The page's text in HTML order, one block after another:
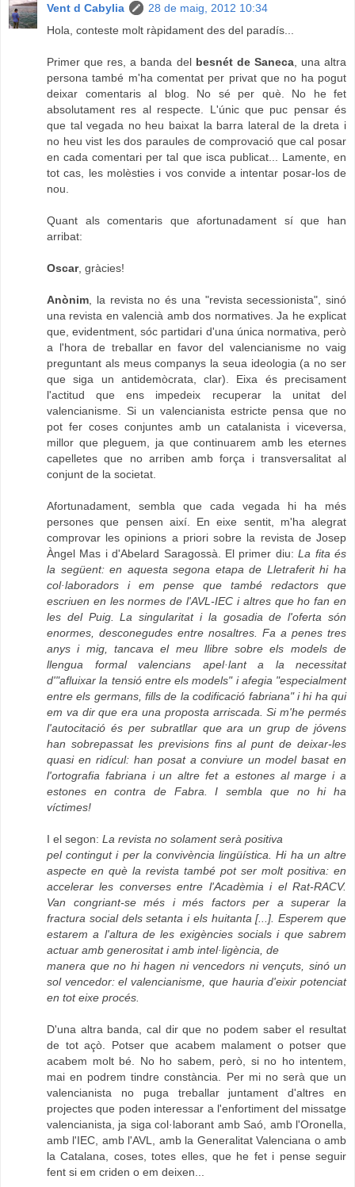
Vent d Cabylia
28 de maig, 2012 10:34
Hola, conteste molt ràpidament des del paradís...
Primer que res, a banda del besnét de Saneca, una altra
persona també m'ha comentat per privat que no ha pogut
deixar comentaris al blog. No sé per què. No he fet
absolutament res al respecte. L'únic que puc pensar és
que tal vegada no heu baixat la barra lateral de la dreta i
no heu vist les dos paraules de comprovació que cal posar
en cada comentari per tal que isca publicat... Lamente, en
tot cas, les molèsties i vos convide a intentar posar-los de
nou.
Quant als comentaris que afortunadament sí que han
arribat:
Oscar, gràcies!
Anònim , la revista no és una "revista secessionista", sinó
una revista en valencià amb dos normatives. Ja he explicat
que, evidentment, sóc partidari d'una única normativa, però
a l'hora de treballar en favor del valencianisme no vaig
preguntant als meus companys la seua ideologia (a no ser
que siga un antidemòcrata, clar). Eixa és precisament
l'actitud que ens impedeix recuperar la unitat del
valencianisme. Si un valencianista estricte pensa que no
pot fer coses conjuntes amb un catalanista i viceversa,
millor que pleguem, ja que continuarem amb les eternes
capelletes que no arriben amb força i transversalitat al
conjunt de la societat.
Afortunadament, sembla que cada vegada hi ha més
persones que pensen així. En eixe sentit, m'ha alegrat
comprovar les opinions a priori sobre la revista de Josep
Àngel Mas i d'Abelard Saragossà. El primer diu:La fita és
la següent: en aquesta segona etapa de Lletraferit hi ha
col·laboradors i em pense que també redactors que
escriuen en les normes de l'AVL-IEC i altres que ho fan en
les del Puig. La singularitat i la gosadia de l'oferta són
enormes, desconegudes entre nosaltres. Fa a penes tres
anys i mig, tancava el meu llibre sobre els models de
llengua formal valencians apel·lant a la necessitat
d'"afluixar la tensió entre els models" i afegia "especialment
entre els germans, fills de la codificació fabriana" i hi ha qui
em va dir que era una proposta arriscada. Si m'he permés
l'autocitació és per subratllar que ara un grup de jóvens
han sobrepassat les previsions fins al punt de deixar-les
quasi en ridícul: han posat a conviure un model basat en
l'ortografia fabriana i un altre fet a estones al marge i a
estones en contra de Fabra. I sembla que no hi ha
víctimes!
I el segon: La revista no solament serà positiva
pel contingut i per la convivència lingüística. Hi ha un altre
aspecte en què la revista també pot ser molt positiva: en
accelerar les converses entre l'Acadèmia i el Rat-RACV.
Van congriant-se més i més factors per a superar la
fractura social dels setanta i els huitanta [...]. Esperem que
estarem a l'altura de les exigències socials i que sabrem
actuar amb generositat i amb intel·ligència, de
manera que no hi hagen ni vencedors ni vençuts, sinó un
sol vencedor: el valencianisme, que hauria d'eixir potenciat
en tot eixe procés.
D'una altra banda, cal dir que no podem saber el resultat
de tot açò. Potser que acabem malament o potser que
acabem molt bé. No ho sabem, però, si no ho intentem,
mai en podrem tindre constància. Per mi no serà que un
valencianista no puga treballar juntament d'altres en
projectes que poden interessar a l'enfortiment del missatge
valencianista, ja siga col·laborant amb Saó, amb l'Oronella,
amb l'IEC, amb l'AVL, amb la Generalitat Valenciana o amb
la Catalana, coses, totes elles, que he fet i pense seguir
fent si em criden o em deixen...